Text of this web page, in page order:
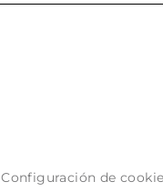
Configuración de